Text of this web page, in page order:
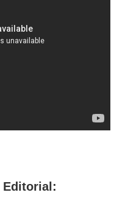
Editorial: